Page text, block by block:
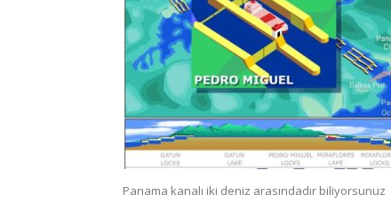
Panama kanalı iki deniz arasındadır biliyorsunuz